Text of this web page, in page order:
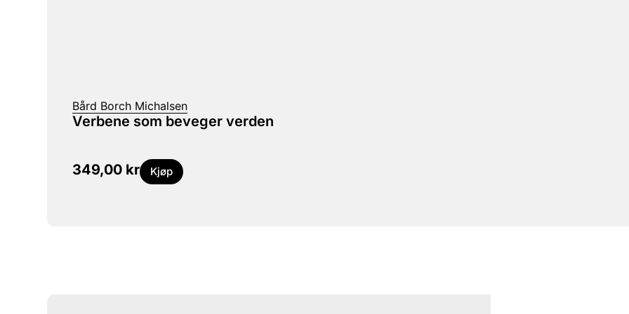
Bård Borch Michalsen
Verbene som beveger verden
349,00 kr Kjøp